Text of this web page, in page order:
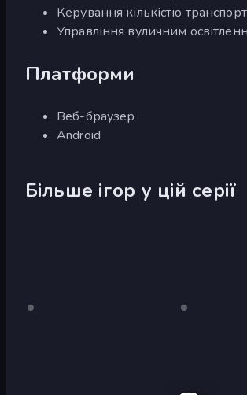
Керування кількістю
Управління вуличним
Платформи
Веб-браузер
Android
Більше ігор у цій серії
City
Лише
City
Лише